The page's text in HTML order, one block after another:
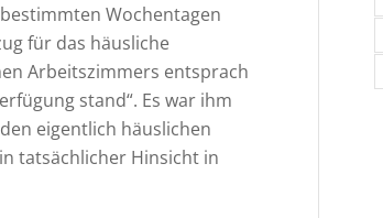
Wochentagen
für das häusliche
Arbeitszimmers entsprach
stand“. Es war ihm
eigentlich häuslichen
tatsächlicher Hinsicht in